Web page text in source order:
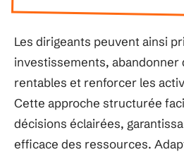
Les dirigeants peuvent ainsi
investissements, abandonner
rentables et renforcer les
Cette approche structurée
décisions éclairées,
efficace des ressources.